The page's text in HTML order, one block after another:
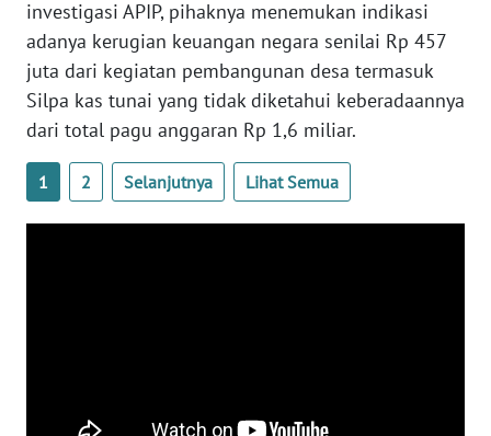
investigasi APIP, pihaknya menemukan indikasi
adanya kerugian keuangan negara senilai Rp 457
juta dari kegiatan pembangunan desa termasuk
Silpa kas tunai yang tidak diketahui keberadaannya
dari total pagu anggaran Rp 1,6 miliar.
1 2 Selanjutnya Lihat Semua
WN
JATENG
NUSANTARA
WN
JOGJA